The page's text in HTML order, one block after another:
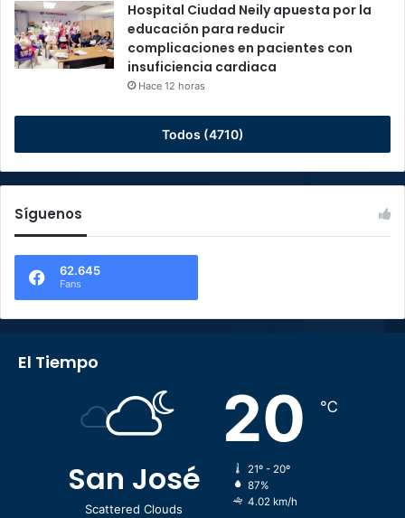
Hospital Ciudad Neily apuesta por la
educación para reducir
complicaciones en pacientes con
insuficiencia cardiaca
Hace 12 horas
Todos (4710)
Síguenos
62.645
Fans
El Tiempo
San José
Scattered Clouds
20 ℃
21º - 20º
87%
4.02 km/h